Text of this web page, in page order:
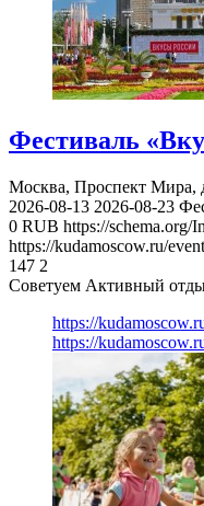
Фестиваль
Москва, Проспект Мира,
2026-08-13 2026-08-23
0 RUB https://schema.org/
https://kudamoscow.ru/
147 2
Советуем Активный
https://
https://